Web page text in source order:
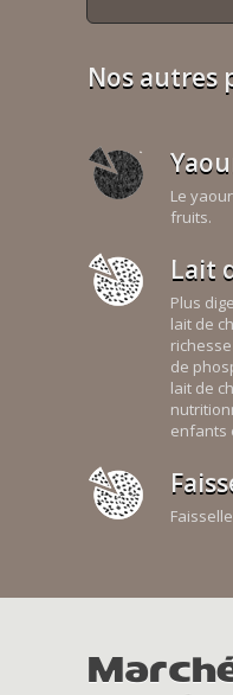
Nos autres
Le
fruits.
Lait
Plus
lait de
de
lait de
enfants